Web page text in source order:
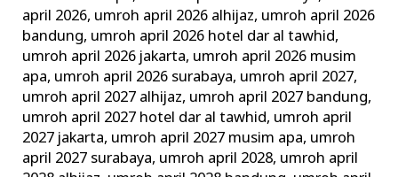
april 2026, umroh april 2026 alhijaz, umroh april 2026
bandung, umroh april 2026 hotel dar al tawhid,
umroh april 2026 jakarta, umroh april 2026 musim
apa, umroh april 2026 surabaya, umroh april 2027,
umroh april 2027 alhijaz, umroh april 2027 bandung,
umroh april 2027 hotel dar al tawhid, umroh april
2027 jakarta, umroh april 2027 musim apa, umroh
april 2027 surabaya, umroh april 2028, umroh april